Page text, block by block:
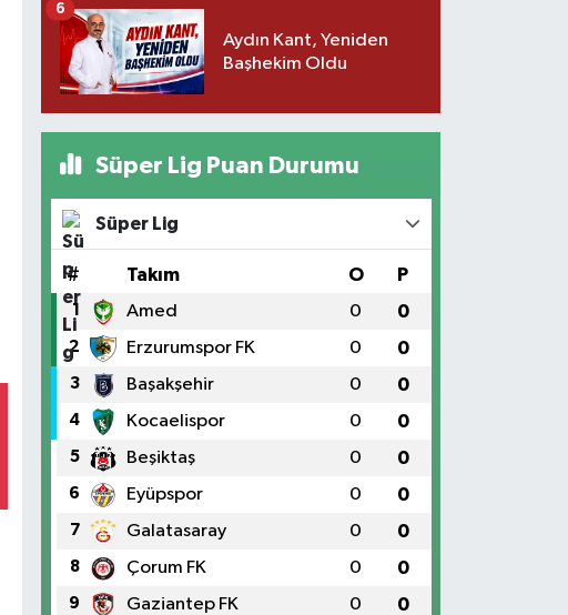
Aydın Kant, Yeniden
Başhekim Oldu
6
Süper Lig Puan Durumu
Süper Lig
# Takım O P
1 Amed 0 0
2 Erzurumspor FK 0 0
3 Başakşehir 0 0
4 Kocaelispor 0 0
5 Beşiktaş 0 0
6 Eyüpspor 0 0
7 Galatasaray 0 0
8 Çorum FK 0 0
9 Gaziantep FK 0 0